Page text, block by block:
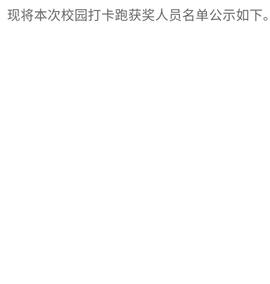
将本次校园打卡跑获奖人员名单公示如下。